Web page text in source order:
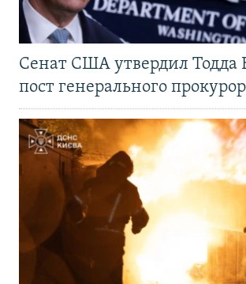
Сенат США утвердил Тодда
пост генерального